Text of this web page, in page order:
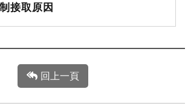
接取原因
回上一頁